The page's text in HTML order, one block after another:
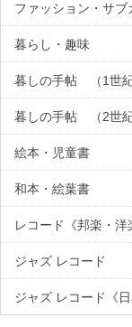
ファッション・サブ
暮らし・趣味
暮しの手帖 （1世紀
暮しの手帖 （2世紀
絵本・児童書
和本・絵葉書
レコード《邦楽・洋
ジャズ レコード
ジャズ レコード《日